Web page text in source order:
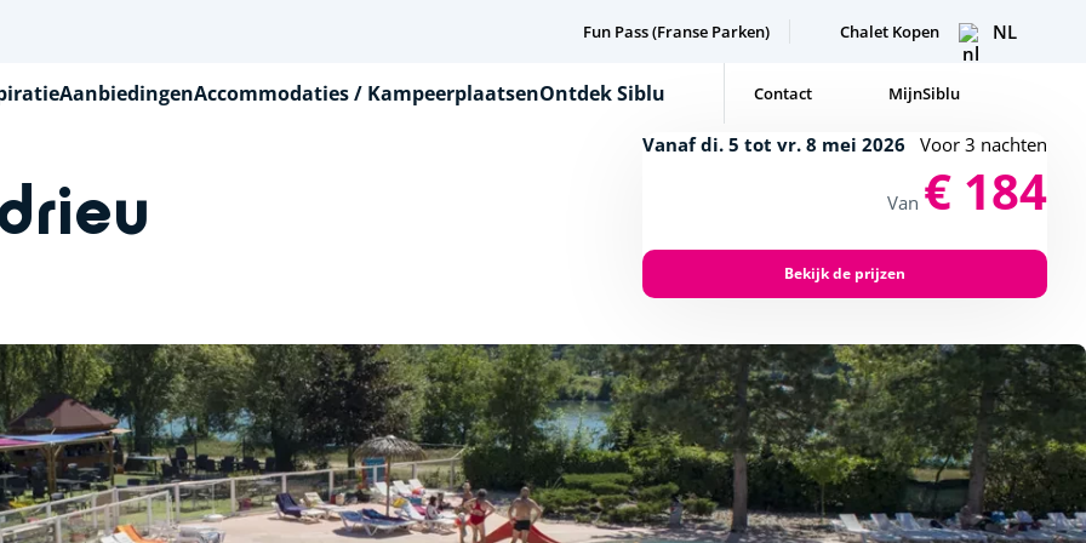
Fun Pass (Franse Parken) Chalet Kopen NL
AanbiedingenAccommodaties / KampeerplaatsenOntdek Siblu Contact MijnSiblu
Vanaf di. 5 tot vr. 8 mei 2026 Voor 3 nachten
Van € 184
Bekijk de prijzen